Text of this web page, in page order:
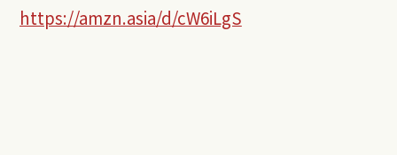
https://amzn.asia/d/cW6iLgS